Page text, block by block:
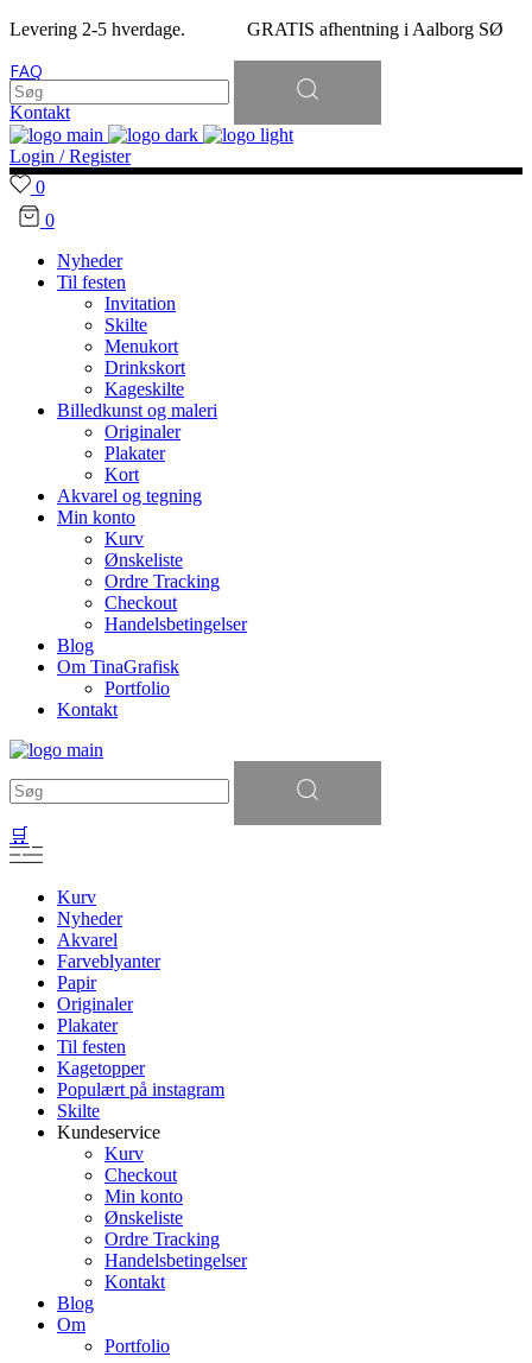
Levering 2-5 hverdage. GRATIS afhentning i Aalborg SØ
FAQ
Kontakt
Søg
efter:
Login / Register
0
0
Nyheder
Til festen
Invitation
Skilte
Menukort
Drinkskort
Kageskilte
Billedkunst og maleri
Originaler
Plakater
Kort
Akvarel og tegning
Min konto
Kurv
Ønskeliste
Ordre Tracking
Checkout
Handelsbetingelser
Blog
Om TinaGrafisk
Portfolio
Kontakt
efter:
🛒
Kurv
Nyheder
Akvarel
Farveblyanter
Papir
Originaler
Plakater
Til festen
Kagetopper
Populært på instagram
Skilte
Kundeservice
Kurv
Checkout
Min konto
Ønskeliste
Ordre Tracking
Handelsbetingelser
Kontakt
Blog
Om
Portfolio